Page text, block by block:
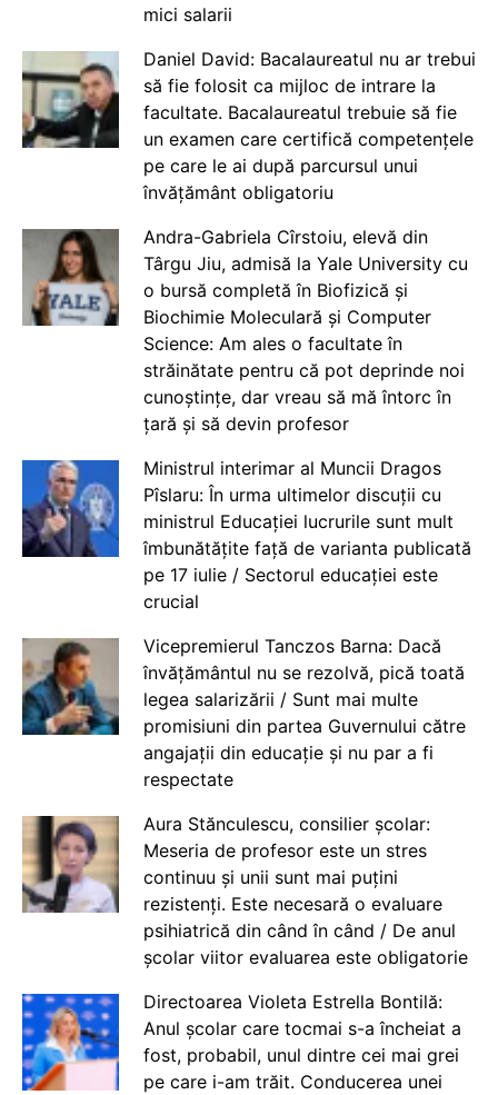
mici salarii
Daniel David: Bacalaureatul nu ar trebui
să fie folosit ca mijloc de intrare la
facultate. Bacalaureatul trebuie să fie
un examen care certifică competențele
pe care le ai după parcursul unui
învățământ obligatoriu
Andra-Gabriela Cîrstoiu, elevă din
Târgu Jiu, admisă la Yale University cu
o bursă completă în Biofizică și
Biochimie Moleculară și Computer
Science: Am ales o facultate în
străinătate pentru că pot deprinde noi
cunoștințe, dar vreau să mă întorc în
țară și să devin profesor
Ministrul interimar al Muncii Dragos
Pîslaru: În urma ultimelor discuții cu
ministrul Educației lucrurile sunt mult
îmbunătățite față de varianta publicată
pe 17 iulie / Sectorul educației este
crucial
Vicepremierul Tanczos Barna: Dacă
învățământul nu se rezolvă, pică toată
legea salarizării / Sunt mai multe
promisiuni din partea Guvernului către
angajații din educație și nu par a fi
respectate
Aura Stănculescu, consilier școlar:
Meseria de profesor este un stres
continuu și unii sunt mai puțini
rezistenți. Este necesară o evaluare
psihiatrică din când în când / De anul
școlar viitor evaluarea este obligatorie
Directoarea Violeta Estrella Bontilă:
Anul școlar care tocmai s-a încheiat a
fost, probabil, unul dintre cei mai grei
pe care i-am trăit. Conducerea unei